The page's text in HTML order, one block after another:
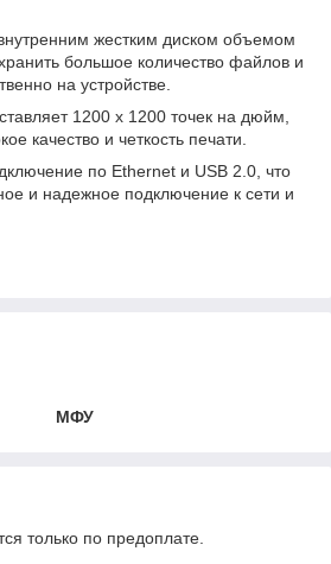
жестким диском объемом
большое количество файлов и
на устройстве.
1200 x 1200 точек на дюйм,
качество и четкость печати.
по Ethernet и USB 2.0, что
и надежное подключение к сети и
МФУ
только по предоплате.